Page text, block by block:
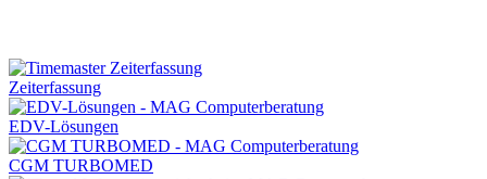
Zeiterfassung
EDV-Lösungen
CGM TURBOMED